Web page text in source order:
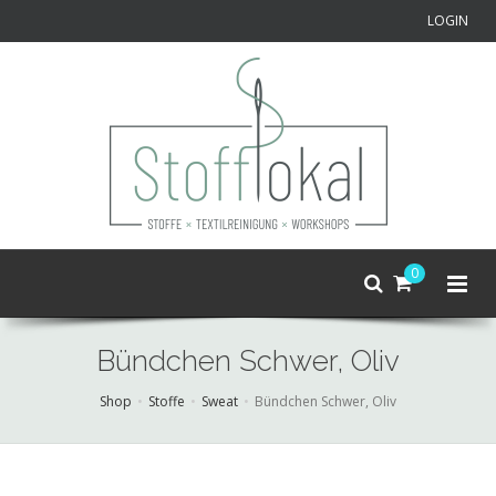
LOGIN
0
Bündchen Schwer, Oliv
Shop Stoffe Sweat Bündchen Schwer, Oliv